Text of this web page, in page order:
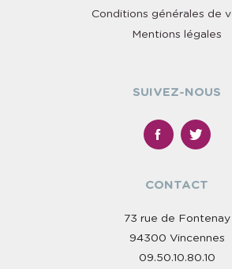
Conditions générales de
Mentions légales
SUIVEZ-NOUS
CONTACT
73 rue de Fontenay
94300 Vincennes
09.50.10.80.10